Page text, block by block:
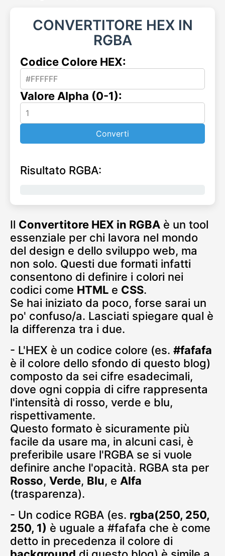
CONVERTITORE HEX IN
RGBA
Codice Colore HEX:
Valore Alpha (0-1):
Converti
Risultato RGBA:
Il Convertitore HEX in RGBA è un tool
essenziale per chi lavora nel mondo
del design e dello sviluppo web, ma
non solo. Questi due formati infatti
consentono di definire i colori nei
codici come HTML e CSS.
Se hai iniziato da poco, forse sarai un
po' confuso/a. Lasciati spiegare qual è
la differenza tra i due.
- L'HEX è un codice colore (es. #fafafa
è il colore dello sfondo di questo blog)
composto da sei cifre esadecimali,
dove ogni coppia di cifre rappresenta
l'intensità di rosso, verde e blu,
rispettivamente.
Questo formato è sicuramente più
facile da usare ma, in alcuni casi, è
preferibile usare l'RGBA se si vuole
definire anche l'opacità. RGBA sta per
Rosso, Verde, Blu, e Alfa
(trasparenza).
- Un codice RGBA (es. rgba(250, 250,
250, 1) è uguale a #fafafa che è come
detto in precedenza il colore di